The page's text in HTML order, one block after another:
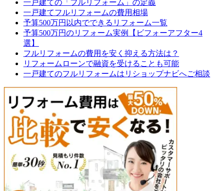
一戸建ての「フルリフォーム」の定義
一戸建てフルリフォームの費用相場
予算500万円以内でできるリフォーム一覧
予算500万円のリフォーム実例【ビフォーアフター4
選】
フルリフォームの費用を安く抑える方法は？
リフォームローンで融資を受けることも可能
一戸建てのフルリフォームはリショップナビへご相談